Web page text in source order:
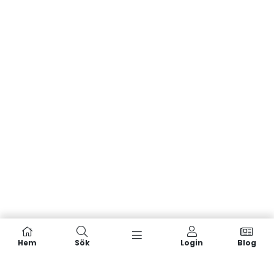
Hem Sök Login Blog